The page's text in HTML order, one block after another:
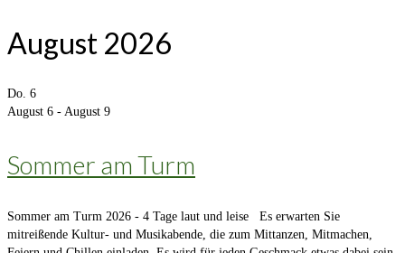
August 2026
Do. 6
August 6 - August 9
Sommer am Turm
Sommer am Turm 2026 - 4 Tage laut und leise Es erwarten Sie
mitreißende Kultur- und Musikabende, die zum Mittanzen, Mitmachen,